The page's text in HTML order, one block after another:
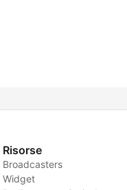
Risorse
Broadcasters
Widget